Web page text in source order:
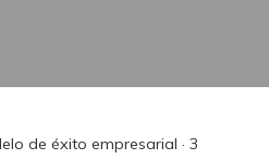
de éxito empresarial · 3